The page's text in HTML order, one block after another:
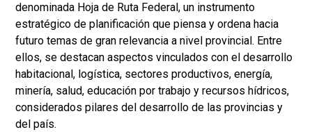
denominada Hoja de Ruta Federal, un instrumento
estratégico de planificación que piensa y ordena hacia
futuro temas de gran relevancia a nivel provincial. Entre
ellos, se destacan aspectos vinculados con el desarrollo
habitacional, logística, sectores productivos, energía,
minería, salud, educación por trabajo y recursos hídricos,
considerados pilares del desarrollo de las provincias y
del país.